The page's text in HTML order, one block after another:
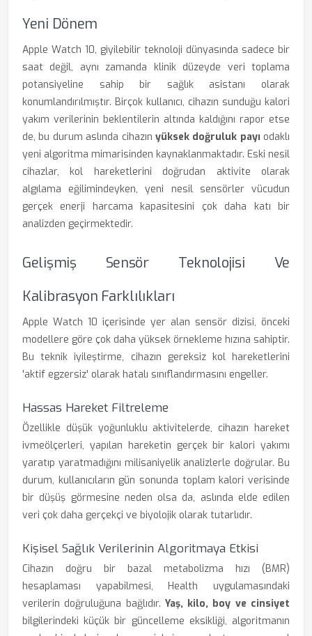
Yeni Dönem
Apple Watch 10, giyilebilir teknoloji dünyasında sadece bir
saat değil, aynı zamanda klinik düzeyde veri toplama
potansiyeline sahip bir sağlık asistanı olarak
konumlandırılmıştır. Birçok kullanıcı, cihazın sunduğu kalori
yakım verilerinin beklentilerin altında kaldığını rapor etse
de, bu durum aslında cihazın yüksek doğruluk payı odaklı
yeni algoritma mimarisinden kaynaklanmaktadır. Eski nesil
cihazlar, kol hareketlerini doğrudan aktivite olarak
algılama eğilimindeyken, yeni nesil sensörler vücudun
gerçek enerji harcama kapasitesini çok daha katı bir
analizden geçirmektedir.
Gelişmiş Sensör Teknolojisi Ve
Kalibrasyon Farklılıkları
Apple Watch 10 içerisinde yer alan sensör dizisi, önceki
modellere göre çok daha yüksek örnekleme hızına sahiptir.
Bu teknik iyileştirme, cihazın gereksiz kol hareketlerini
'aktif egzersiz' olarak hatalı sınıflandırmasını engeller.
Hassas Hareket Filtreleme
Özellikle düşük yoğunluklu aktivitelerde, cihazın hareket
ivmeölçerleri, yapılan hareketin gerçek bir kalori yakımı
yaratıp yaratmadığını milisaniyelik analizlerle doğrular. Bu
durum, kullanıcıların gün sonunda toplam kalori verisinde
bir düşüş görmesine neden olsa da, aslında elde edilen
veri çok daha gerçekçi ve biyolojik olarak tutarlıdır.
Kişisel Sağlık Verilerinin Algoritmaya Etkisi
Cihazın doğru bir bazal metabolizma hızı (BMR)
hesaplaması yapabilmesi, Health uygulamasındaki
verilerin doğruluğuna bağlıdır. Yaş, kilo, boy ve cinsiyet
bilgilerindeki küçük bir güncelleme eksikliği, algoritmanın